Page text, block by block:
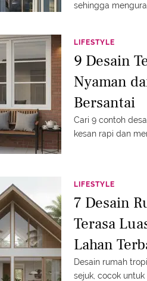
sehingga
LIFESTYLE
9 Desain
Nyaman
Bersantai
Cari 9 contoh
kesan rapi dan
LIFESTYLE
7 Desain
Terasa
Lahan
Desain rumah
sejuk, cocok